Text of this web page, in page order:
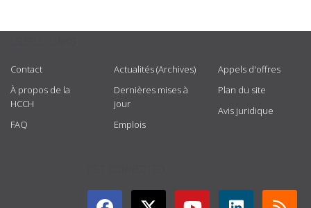
Contact
À propos de la
HCCH
FAQ
Actualités (Archives)
Dernières mises à
jour
Emplois
Appels d'offres
Plan du site
Avis juridique